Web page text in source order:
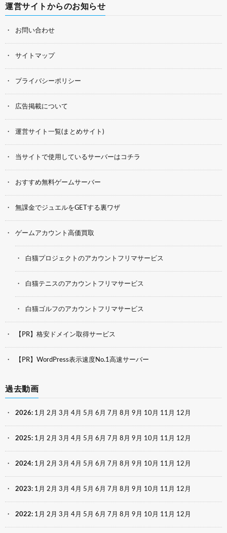
運営サイトからのお知らせ
お問い合わせ
サイトマップ
プライバシーポリシー
広告掲載について
運営サイト一覧(まとめサイト)
当サイトで使用しているサーバーはコチラ
おすすめ無料ゲームサーバー
無課金でジュエルをGETする裏ワザ
ゲームアカウント高価買取
白猫プロジェクトのアカウントフリマサービス
白猫テニスのアカウントフリマサービス
白猫ゴルフのアカウントフリマサービス
【PR】格安ドメイン取得サービス
【PR】WordPress表示速度No.1高速サーバー
過去動画
2026: 1月 2月 3月 4月 5月 6月 7月 8月 9月 10月 11月 12月
2025: 1月 2月 3月 4月 5月 6月 7月 8月 9月 10月 11月 12月
2024: 1月 2月 3月 4月 5月 6月 7月 8月 9月 10月 11月 12月
2023: 1月 2月 3月 4月 5月 6月 7月 8月 9月 10月 11月 12月
2022: 1月 2月 3月 4月 5月 6月 7月 8月 9月 10月 11月 12月